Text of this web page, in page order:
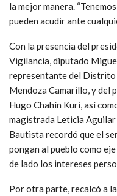
la mejor manera.
pueden acudir ante
Con la presencia del
Vigilancia, diputado
representante del Distrito
Mendoza Camarillo, y del
Hugo Chahín Kuri, así
magistrada Leticia Aguilar
Bautista recordó que el
pongan al pueblo como
de lado los intereses
Por otra parte, recalcó a